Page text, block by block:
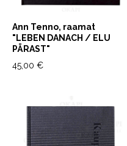
Ann Tenno, raamat
"LEBEN DANACH / ELU
PÄRAST"
45,00 €